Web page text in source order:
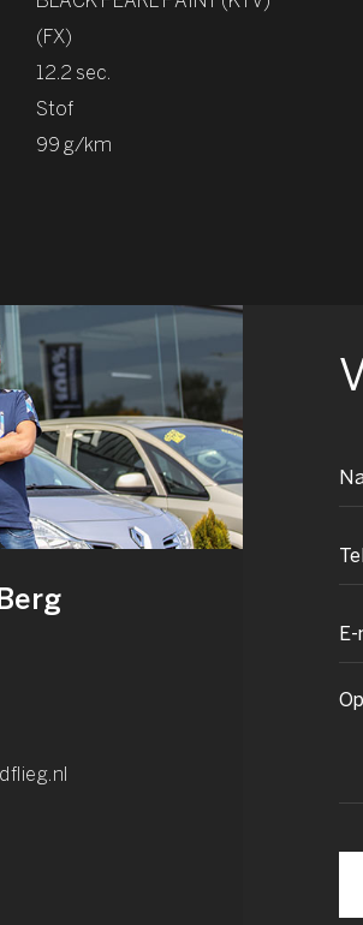
(FX)
12.2 sec.
Stof
99 g/km